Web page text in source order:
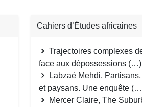
Cahiers d’Études africaines
Trajectoires complexes
face aux dépossessions (…)
Labzaé Mehdi,
et paysans. Une enquête
Mercer Claire, The